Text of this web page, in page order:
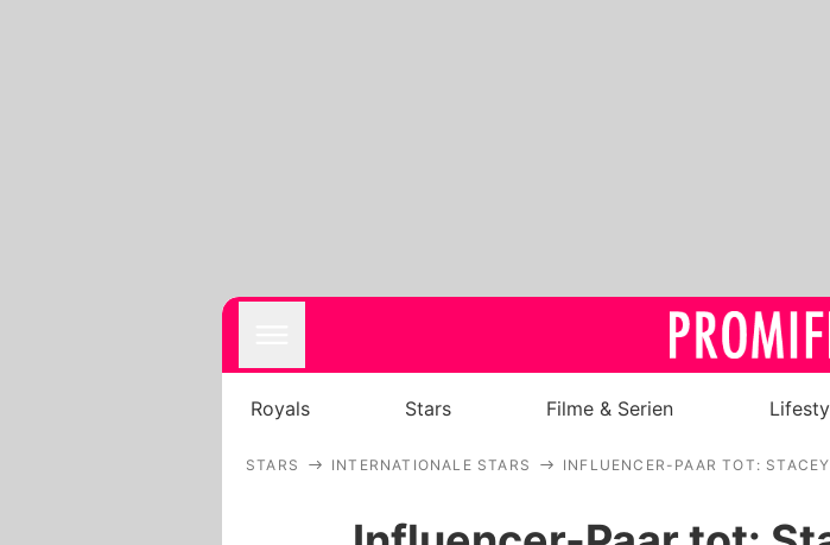
Royals
Stars
Royals Stars Filme & Serien
STARS INTERNATIONALE STARS INFLUENCER-PAAR TOT: